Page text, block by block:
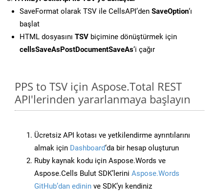
SaveFormat olarak TSV ile CellsAPI’den SaveOption‘ı
başlat
HTML dosyasını TSV biçimine dönüştürmek için
cellsSaveAsPostDocumentSaveAs‘i çağır
PPS to TSV için Aspose.Total REST
API'lerinden yararlanmaya başlayın
Ücretsiz API kotası ve yetkilendirme ayrıntılarını
almak için Dashboard‘da bir hesap oluşturun
Ruby kaynak kodu için Aspose.Words ve
Aspose.Cells Bulut SDK’lerini Aspose.Words
GitHub’dan edinin ve SDK’yı kendiniz